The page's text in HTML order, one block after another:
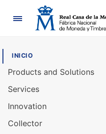
Navigation
INICIO
Products and Solutions
Services
Innovation
Collector